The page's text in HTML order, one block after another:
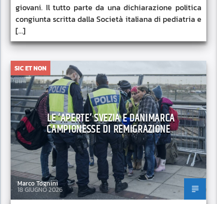
giovani. Il tutto parte da una dichiarazione politica
congiunta scritta dalla Società italiana di pediatria e
[…]
SIC ET NON
LE ‘APERTE’ SVEZIA E DANIMARCA
CAMPIONESSE DI REMIGRAZIONE
Marco Tognini
18 GIUGNO 2026